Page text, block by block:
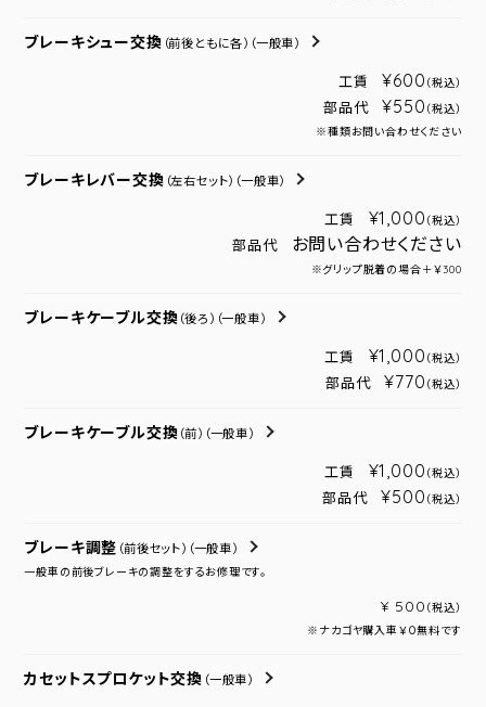
ブレーキシュー交換 （前後ともに各） （一般車）
工賃 ¥600 （税込）
部品代 ¥550 （税込）
※種類お問い合わせください
ブレーキレバー交換 （左右セット） （一般車）
工賃 ¥1,000 （税込）
部品代 お問い合わせください
※グリップ脱着の場合＋￥300
ブレーキケーブル交換 （後ろ） （一般車）
工賃 ¥1,000 （税込）
部品代 ¥770 （税込）
ブレーキケーブル交換 （前） （一般車）
工賃 ¥1,000 （税込）
部品代 ¥500 （税込）
ブレーキ調整 （前後セット） （一般車）
一般車の前後ブレーキの調整をするお修理です。
¥ 500 （税込）
※ナカゴヤ購入車￥０無料です
カセットスプロケット交換 （一般車）